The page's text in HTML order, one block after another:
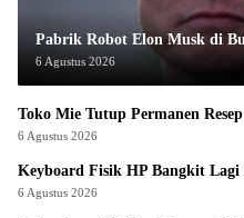
Pabrik Robot Elon Musk di
6 Agustus 2026
Toko Mie Tutup Permanen
6 Agustus 2026
Keyboard Fisik HP Bangkit Lagi
6 Agustus 2026